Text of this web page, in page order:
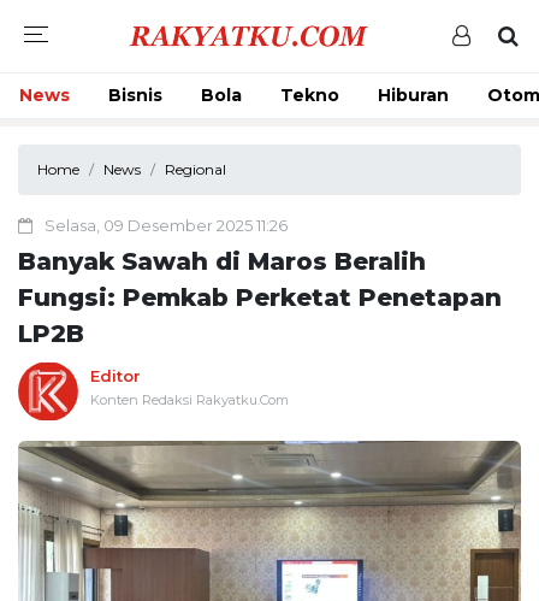
News Bisnis Bola Tekno Hiburan
Home News Regional
Selasa, 09 Desember 2025 11:26
Banyak Sawah di Maros Beralih
Fungsi: Pemkab Perketat Penetapan
LP2B
Editor
Konten Redaksi Rakyatku.Com